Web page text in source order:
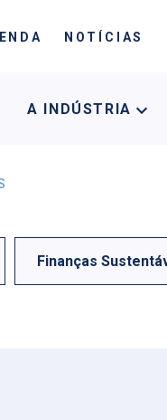
NOTÍCIAS
A INDÚSTRIA
Finanças